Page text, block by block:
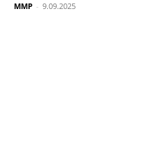
MMP - 9.09.2025